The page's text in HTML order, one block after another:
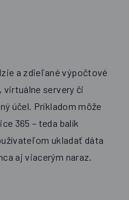
a zdieľané výpočtové
virtuálne servery či
účel. Príkladom môže
365 – teda balík
ukladať dáta
aj viacerým naraz.